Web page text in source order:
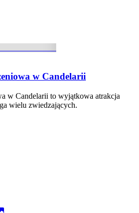
w Candelarii
w Candelarii to wyjątkowa atrakcja
wielu zwiedzających.